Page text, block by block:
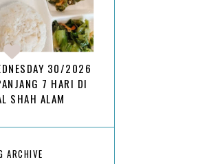
30/2026
7 HARI DI
SHAH ALAM
ARCHIVE